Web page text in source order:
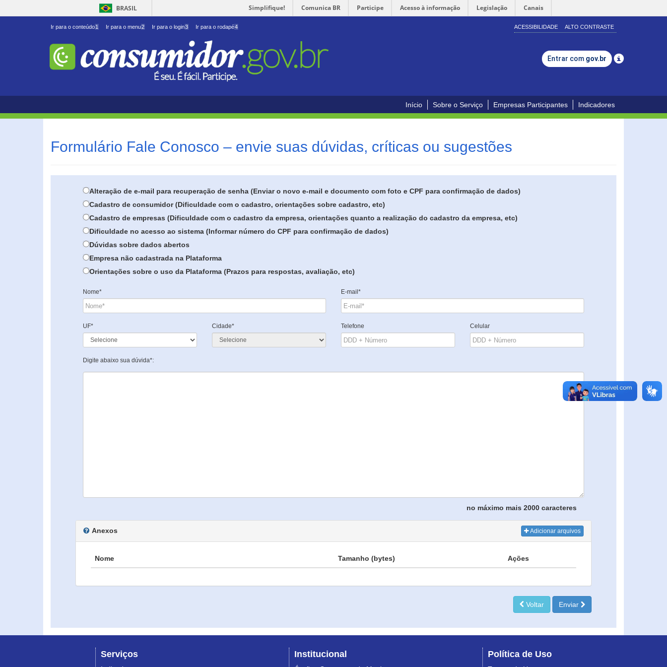
BRASIL Simplifique! Comunica BR Participe Acesso à informação Legislação Canais
Ir para o conteúdo1 Ir para o menu2 Ir para o login3 Ir para o rodapé4 ACESSIBILIDADE ALTO CONTRASTE
Entrar com gov.br
Início Sobre o Serviço Empresas Participantes Indicadores
Formulário Fale Conosco – envie suas dúvidas, críticas ou sugestões
Alteração de e-mail para recuperação de senha (Enviar o novo e-mail e documento com foto e CPF para confirmação de dados)
Cadastro de consumidor (Dificuldade com o cadastro, orientações sobre cadastro, etc)
Cadastro de empresas (Dificuldade com o cadastro da empresa, orientações quanto a realização do cadastro da empresa, etc)
Dificuldade no acesso ao sistema (Informar número do CPF para confirmação de dados)
Dúvidas sobre dados abertos
Empresa não cadastrada na Plataforma
Orientações sobre o uso da Plataforma (Prazos para respostas, avaliação, etc)
Nome* E-mail*
UF* Cidade* Telefone Celular
Digite abaixo sua dúvida*:
no máximo mais 2000 caracteres
Anexos Adicionar arquivos
Nome Tamanho (bytes) Ações
Voltar Enviar
Serviços Institucional Política de Uso